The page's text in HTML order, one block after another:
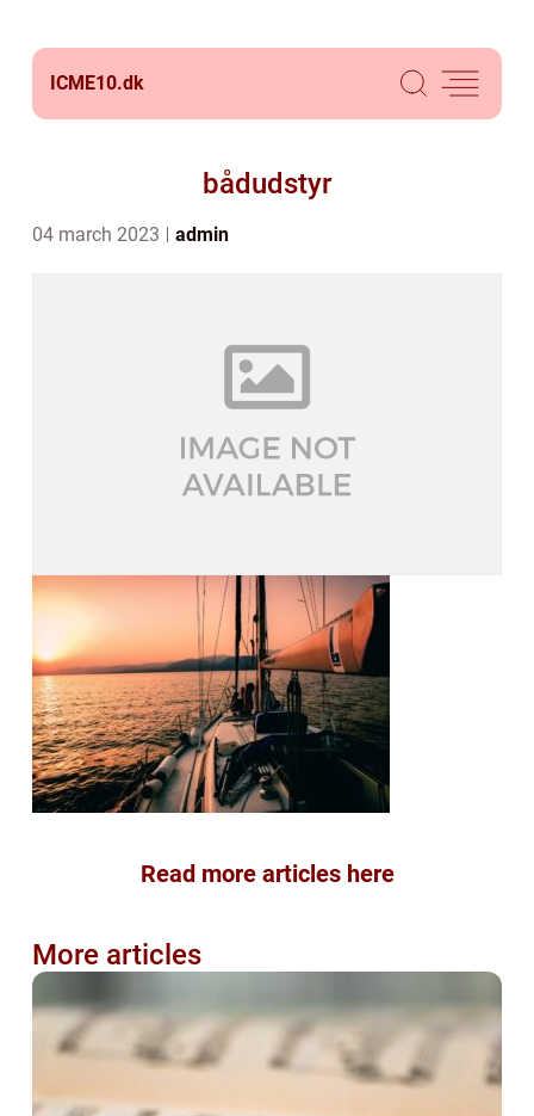
ICME10.dk
bådudstyr
04 march 2023 admin
Read more articles here
More articles